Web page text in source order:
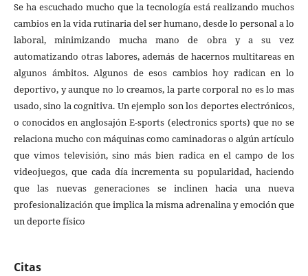
Se ha escuchado mucho que la tecnología está realizando muchos
cambios en la vida rutinaria del ser humano, desde lo personal a lo
laboral, minimizando mucha mano de obra y a su vez
automatizando otras labores, además de hacernos multitareas en
algunos ámbitos. Algunos de esos cambios hoy radican en lo
deportivo, y aunque no lo creamos, la parte corporal no es lo mas
usado, sino la cognitiva. Un ejemplo son los deportes electrónicos,
o conocidos en anglosajón E-sports (electronics sports) que no se
relaciona mucho con máquinas como caminadoras o algún artículo
que vimos televisión, sino más bien radica en el campo de los
videojuegos, que cada día incrementa su popularidad, haciendo
que las nuevas generaciones se inclinen hacia una nueva
profesionalización que implica la misma adrenalina y emoción que
un deporte físico
Citas